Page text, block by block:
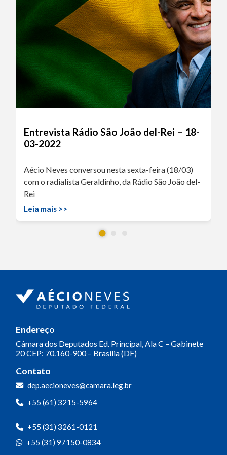
Entrevista Rádio São João del-Rei – 18-
03-2022
Aécio Neves conversou nesta sexta-feira (18/03)
com o radialista Geraldinho, da Rádio São João del-
Rei
Leia mais >>
Endereço
Câmara dos Deputados Ed. Principal, Ala C – Gabinete
20CEP: 70.160-900 – Brasília (DF)
Contato
dep.aecioneves@camara.leg.br
+55 (61) 3215-5964
+55 (31) 3261-0121
+55 (31) 97150-0834